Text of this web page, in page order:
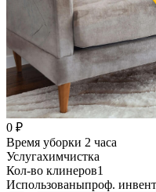
0 ₽
Время уборки 2 часа
Услугахимчистка
Кол-во клинеров1
Использованыпроф.